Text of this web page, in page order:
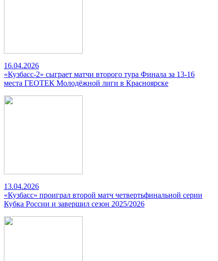
16.04.2026
«Кузбасс-2» сыграет матчи второго тура Финала за 13-16
места ГЕОТЕК Молодёжной лиги в Красноярске
13.04.2026
«Кузбасс» проиграл второй матч четвертьфинальной серии
Кубка России и завершил сезон 2025/2026